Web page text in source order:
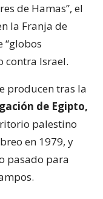
de Hamas”, el
la Franja de
“globos
contra Israel.
producen tras la
de Egipto,
palestino
en 1979, y
pasado para